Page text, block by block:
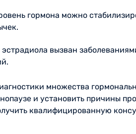
гормона можно
вызван
множества
и установить причины
квалифицированную